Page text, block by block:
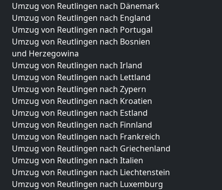
Umzug von Reutlingen nach Dänemark
Umzug von Reutlingen nach England
Umzug von Reutlingen nach Portugal
Umzug von Reutlingen nach Bosnien
und Herzegowina
Umzug von Reutlingen nach Irland
Umzug von Reutlingen nach Lettland
Umzug von Reutlingen nach Zypern
Umzug von Reutlingen nach Kroatien
Umzug von Reutlingen nach Estland
Umzug von Reutlingen nach Finnland
Umzug von Reutlingen nach Frankreich
Umzug von Reutlingen nach Griechenland
Umzug von Reutlingen nach Italien
Umzug von Reutlingen nach Liechtenstein
Umzug von Reutlingen nach Luxemburg